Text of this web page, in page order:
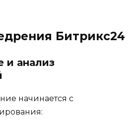
Битрикс24
и анализ
начинается с